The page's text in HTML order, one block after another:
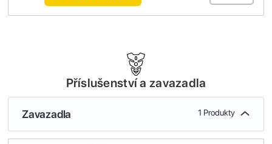
Příslušenství a zavazadla
Zavazadla 1 Produkty